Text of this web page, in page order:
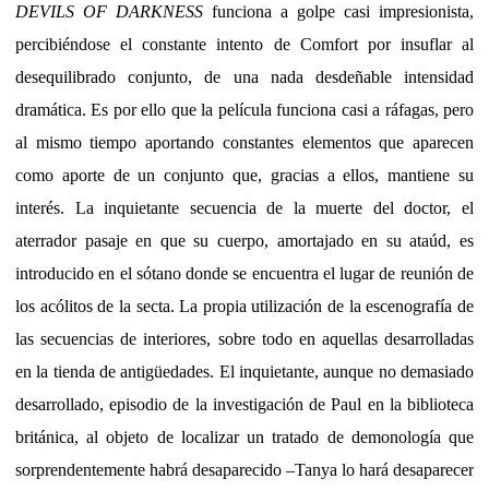
DEVILS OF DARKNESS funciona a golpe casi impresionista,
percibiéndose el constante intento de Comfort por insuflar al
desequilibrado conjunto, de una nada desdeñable intensidad
dramática. Es por ello que la película funciona casi a ráfagas, pero
al mismo tiempo aportando constantes elementos que aparecen
como aporte de un conjunto que, gracias a ellos, mantiene su
interés. La inquietante secuencia de la muerte del doctor, el
aterrador pasaje en que su cuerpo, amortajado en su ataúd, es
introducido en el sótano donde se encuentra el lugar de reunión de
los acólitos de la secta. La propia utilización de la escenografía de
las secuencias de interiores, sobre todo en aquellas desarrolladas
en la tienda de antigüedades. El inquietante, aunque no demasiado
desarrollado, episodio de la investigación de Paul en la biblioteca
británica, al objeto de localizar un tratado de demonología que
sorprendentemente habrá desaparecido –Tanya lo hará desaparecer